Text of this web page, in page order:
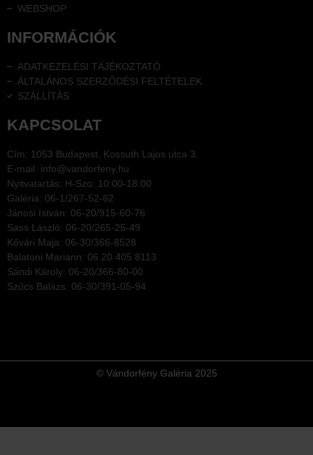
WEBSHOP
INFORMÁCIÓK
ADATKEZELÉSI TÁJÉKOZTATÓ
ÁLTALÁNOS SZERZŐDÉSI FELTÉTELEK
SZÁLLÍTÁS
KAPCSOLAT
Cím: 1053 Budapest, Kossuth Lajos utca 3.
E-mail: info@vandorfeny.hu
Nyitvatartás: H-Szo: 10:00-18:00
Galéria: 06-1/267-52-62
Jánosi István: 06-20/915-60-76
Sass László: 06-20/265-25-49
Kővári Maja: 06-30/366-8528
Balatoni Mariann: 06 20 405 8113
Sándi Károly: 06-20/366-80-00
Szűcs Balázs: 06-30/391-05-94
© Vándorfény Galéria 2025